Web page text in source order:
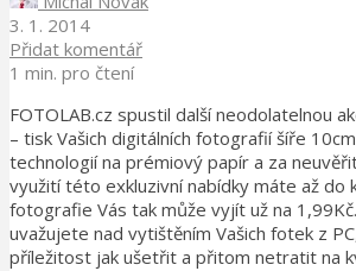
3. 1. 2014
Přidat komentář
1 min. pro čtení
FOTOLAB.cz spustil další neodolatelnou
– tisk Vašich digitálních fotografií šíře
technologií na prémiový papír a za
využití této exkluzivní nabídky máte až do
fotografie Vás tak může vyjít už na
uvažujete nad vytištěním Vašich fotek z
příležitost jak ušetřit a přitom netratit na